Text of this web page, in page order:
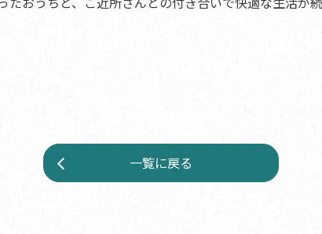
たおうちと、ご近所さんとの付き合いで快適な生活が
一覧に戻る